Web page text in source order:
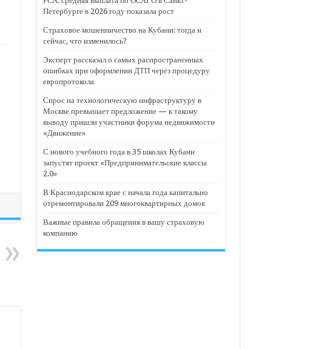
Петербурге в 2026 году показала рост
Страховое мошенничество на Кубани: тогда и
сейчас, что изменилось?
Эксперт рассказал о самых распространенных
ошибках при оформлении ДТП через процедуру
европротокола
Спрос на технологическую инфраструктуру в
Москве превышает предложение — к такому
выводу пришли участники форума недвижимости
«Движение»
С нового учебного года в 35 школах Кубани
запустят проект «Предпринимательские классы
2.0»
В Краснодарском крае с начала года капитально
отремонтировали 209 многоквартирных домов
Важные правила обращения в вашу страховую
компанию